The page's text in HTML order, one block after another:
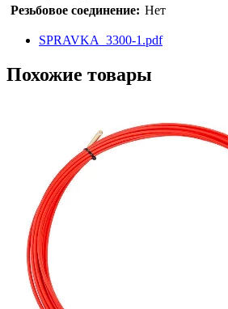
Резьбовое соединение: Нет
SPRAVKA_3300-1.pdf
Похожие товары